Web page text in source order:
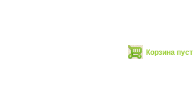
Корзина